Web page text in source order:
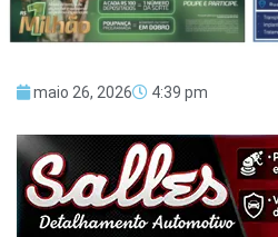
maio 26, 2026 4:39 pm